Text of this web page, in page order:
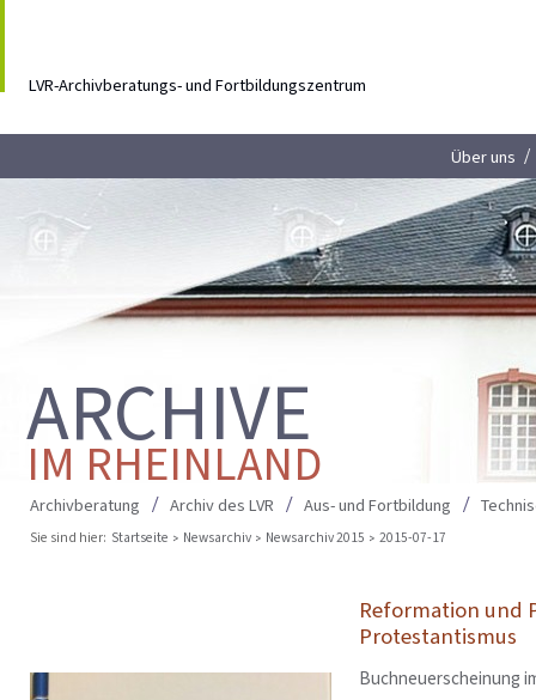
LVR-Archivberatungs- und Fortbildungszentrum
Über uns
ARCHIVE
IM RHEINLAND
Archivberatung Archiv des LVR Aus- und Fortbildung
Sie sind hier: Startseite Newsarchiv Newsarchiv 2015 2015-07-17
Reformation und
Protestantismus
Buchneuerscheinung